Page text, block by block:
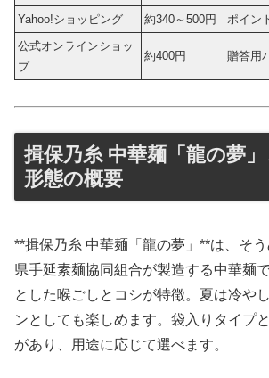
Yahoo!ショッピング
約340～500円
ポイン
公式オンラインショッ
プ
約400円 贈答用
揖保乃糸 中華麺「龍の夢
形態の概要
**揖保乃糸 中華麺「龍の夢」**は、そ
県手延素麺協同組合が製造する中華麺
とした喉ごしとコシが特徴。夏は冷や
ンとしても楽しめます。袋入りタイプ
があり、用途に応じて選べます。